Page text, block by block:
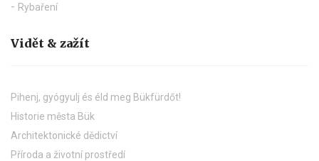
Rybaření
Vidět & zažít
Pihenj, gyógyulj és éld meg Bükfürdőt!
Historie města Bük
Architektonické dědictví
Příroda a životní prostředí